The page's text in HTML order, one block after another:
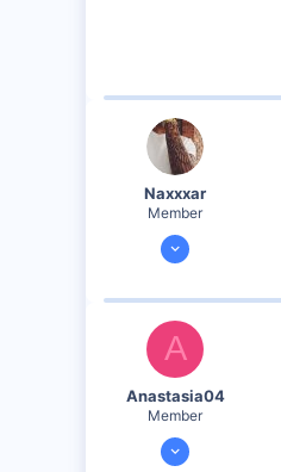
Naxxxar
Member
20 Июн 2024
0
A
Anastasia04
Member
6 Июл 2024